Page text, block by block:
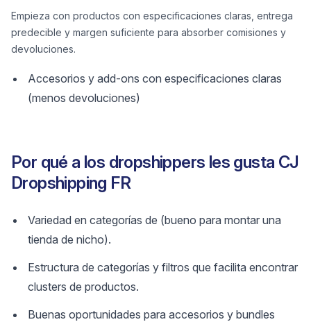
Empieza con productos con especificaciones claras, entrega
predecible y margen suficiente para absorber comisiones y
devoluciones.
Accesorios y add-ons con especificaciones claras
(menos devoluciones)
Por qué a los dropshippers les gusta CJ
Dropshipping FR
Variedad en categorías de (bueno para montar una
tienda de nicho).
Estructura de categorías y filtros que facilita encontrar
clusters de productos.
Buenas oportunidades para accesorios y bundles